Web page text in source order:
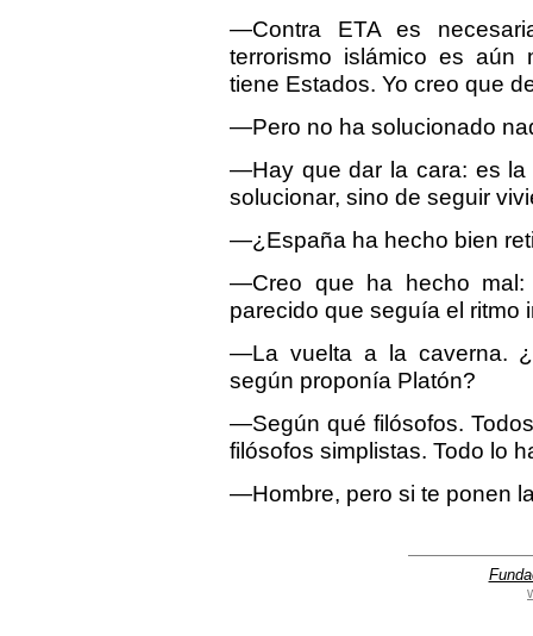
—Contra ETA es
terrorismo islámico es aún
tiene Estados. Yo creo que
—Pero no ha solucionado
—Hay que dar la cara: es la
solucionar, sino de seguir
—¿España ha hecho bien
—Creo que ha hecho mal:
parecido que seguía el ritmo
—La vuelta a la caverna.
según proponía Platón?
—Según qué filósofos.
filósofos simplistas. Todo lo
—Hombre, pero si te ponen